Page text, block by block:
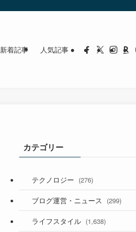
新着記事 人気記事
カテゴリー
テクノロジー (276)
(36)
(187)
ブログ運営・ニュース (299)
(118)
ライフスタイル (1,638)